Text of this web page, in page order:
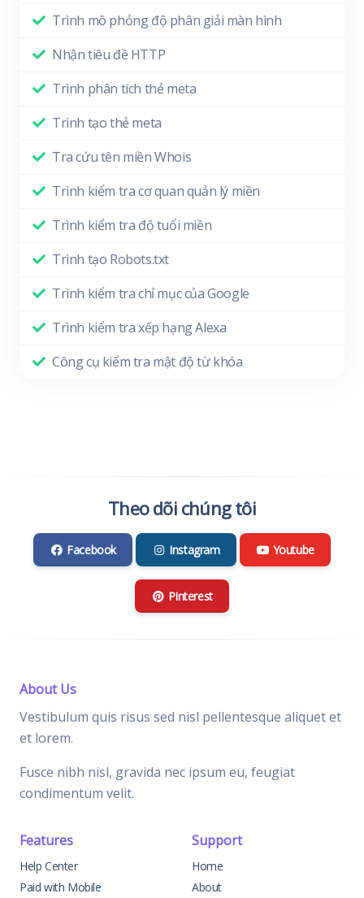
Trình mô phỏng độ phân giải màn hình
Nhận tiêu đề HTTP
Trình phân tích thẻ meta
Trình tạo thẻ meta
Tra cứu tên miền Whois
Trình kiểm tra cơ quan quản lý miền
Trình kiểm tra độ tuổi miền
Trình tạo Robots.txt
Trình kiểm tra chỉ mục của Google
Trình kiểm tra xếp hạng Alexa
Công cụ kiểm tra mật độ từ khóa
Theo dõi chúng tôi
Facebook Instagram Youtube
Pinterest
About Us
Vestibulum quis risus sed nisl pellentesque aliquet et
et lorem.
Fusce nibh nisl, gravida nec ipsum eu, feugiat
condimentum velit.
Features
Help Center
Paid with Mobile
Support
Home
About